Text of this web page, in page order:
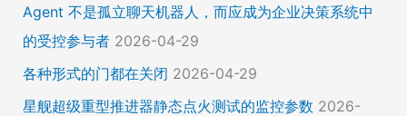
Agent 不是孤立聊天机器人，而应成为企业决策系统中
的受控参与者 2026-04-29
各种形式的门都在关闭 2026-04-29
星舰超级重型推进器静态点火测试的监控参数 2026-